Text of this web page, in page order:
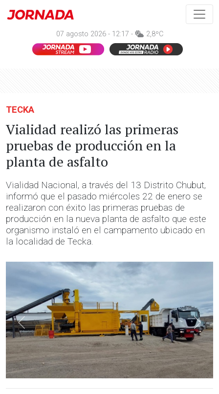
07 agosto 2026 - 12:17 - 2,8ºC
TECKA
Vialidad realizó las primeras
pruebas de producción en la
planta de asfalto
Vialidad Nacional, a través del 13 Distrito Chubut,
informó que el pasado miércoles 22 de enero se
realizaron con éxito las primeras pruebas de
producción en la nueva planta de asfalto que este
organismo instaló en el campamento ubicado en
la localidad de Tecka.
Anterior